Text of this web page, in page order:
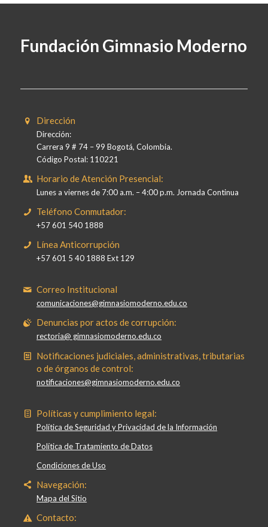
Fundación Gimnasio Moderno
Dirección
Dirección:
Carrera 9 # 74 – 99 Bogotá, Colombia.
Código Postal: 110221
Horario de Atención Presencial:
Lunes a viernes de 7:00 a.m. – 4:00 p.m. Jornada Continua
Teléfono Conmutador:
+57 601 540 1888
Línea Anticorrupción
+57 601 5 40 1888 Ext 129
Correo Institucional
comunicaciones@gimnasiomoderno.edu.co
Denuncias por actos de corrupción:
rectoria@ gimnasiomoderno.edu.co
Notificaciones judiciales, administrativas, tributarias
o de órganos de control:
notificaciones@gimnasiomoderno.edu.co
Políticas y cumplimiento legal:
Política de Seguridad y Privacidad de la Información
Política de Tratamiento de Datos
Condiciones de Uso
Navegación:
Mapa del Sitio
Contacto: